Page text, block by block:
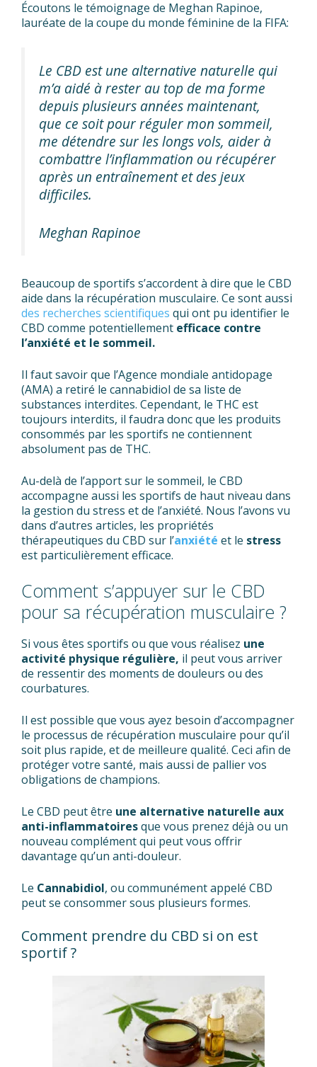
Écoutons le témoignage de Meghan Rapinoe,
lauréate de la coupe du monde féminine de la FIFA:
Le CBD est une alternative naturelle qui
m’a aidé à rester au top de ma forme
depuis plusieurs années maintenant,
que ce soit pour réguler mon sommeil,
me détendre sur les longs vols, aider à
combattre l’inflammation ou récupérer
après un entraînement et des jeux
difficiles.
Meghan Rapinoe
Beaucoup de sportifs s’accordent à dire que le CBD
aide dans la récupération musculaire. Ce sont aussi
des recherches scientifiques qui ont pu identifier le
CBD comme potentiellement efficace contre
l’anxiété et le sommeil.
Il faut savoir que l’Agence mondiale antidopage
(AMA) a retiré le cannabidiol de sa liste de
substances interdites. Cependant, le THC est
toujours interdits, il faudra donc que les produits
consommés par les sportifs ne contiennent
absolument pas de THC.
Au-delà de l’apport sur le sommeil, le CBD
accompagne aussi les sportifs de haut niveau dans
la gestion du stress et de l’anxiété. Nous l’avons vu
dans d’autres articles, les propriétés
thérapeutiques du CBD sur l’anxiété et le stress
est particulièrement efficace.
Comment s’appuyer sur le CBD
pour sa récupération musculaire ?
Si vous êtes sportifs ou que vous réalisez une
activité physique régulière, il peut vous arriver
de ressentir des moments de douleurs ou des
courbatures.
Il est possible que vous ayez besoin d’accompagner
le processus de récupération musculaire pour qu’il
soit plus rapide, et de meilleure qualité. Ceci afin de
protéger votre santé, mais aussi de pallier vos
obligations de champions.
Le CBD peut être une alternative naturelle aux
anti-inflammatoiresque vous prenez déjà ou un
nouveau complément qui peut vous offrir
davantage qu’un anti-douleur.
Le Cannabidiol, ou communément appelé CBD
peut se consommer sous plusieurs formes.
Comment prendre du CBD si on est
sportif ?